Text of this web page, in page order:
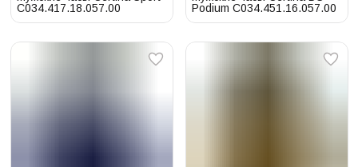
C034.417.18.057.00
Podium C034.451.16.057.00